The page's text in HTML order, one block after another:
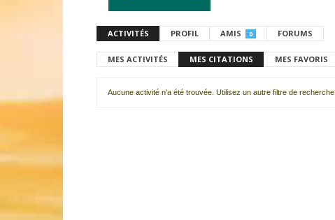
ACTIVITÉS PROFIL AMIS 0 FORUMS
MES ACTIVITÉS MES CITATIONS MES FAVORIS
Aucune activité n'a été trouvée. Utilisez un autre filtre de recherche.